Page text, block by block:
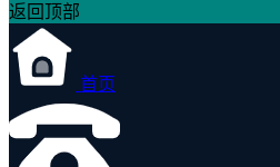
返回顶部
首页